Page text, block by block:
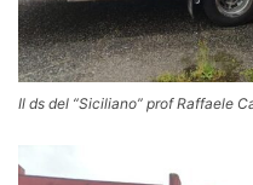
Il ds del “Siciliano” prof Raffaele